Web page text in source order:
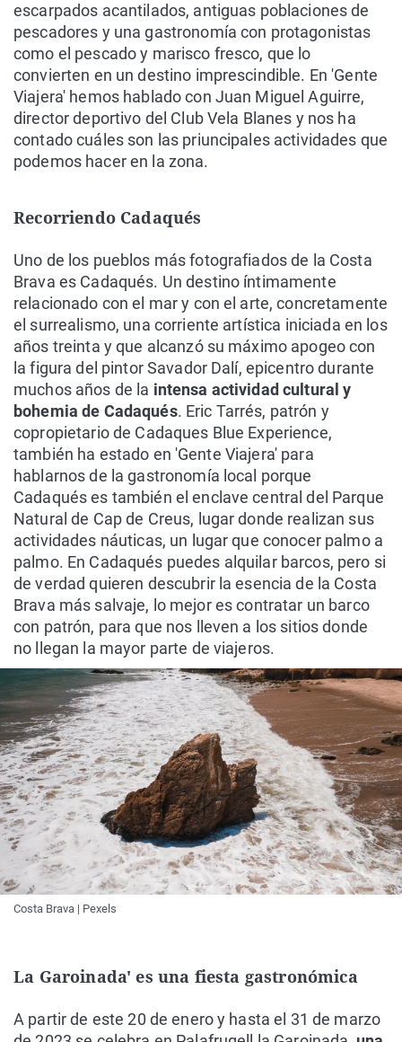
escarpados acantilados, antiguas poblaciones de
pescadores y una gastronomía con protagonistas
como el pescado y marisco fresco, que lo
convierten en un destino imprescindible. En 'Gente
Viajera' hemos hablado con Juan Miguel Aguirre,
director deportivo del Club Vela Blanes y nos ha
contado cuáles son las priuncipales actividades que
podemos hacer en la zona.
Recorriendo Cadaqués
Uno de los pueblos más fotografiados de la Costa
Brava es Cadaqués. Un destino íntimamente
relacionado con el mar y con el arte, concretamente
el surrealismo, una corriente artística iniciada en los
años treinta y que alcanzó su máximo apogeo con
la figura del pintor Savador Dalí, epicentro durante
muchos años de la intensa actividad cultural y
bohemia de Cadaqués. Eric Tarrés, patrón y
copropietario de Cadaques Blue Experience,
también ha estado en 'Gente Viajera' para
hablarnos de la gastronomía local porque
Cadaqués es también el enclave central del Parque
Natural de Cap de Creus, lugar donde realizan sus
actividades náuticas, un lugar que conocer palmo a
palmo. En Cadaqués puedes alquilar barcos, pero si
de verdad quieren descubrir la esencia de la Costa
Brava más salvaje, lo mejor es contratar un barco
con patrón, para que nos lleven a los sitios donde
no llegan la mayor parte de viajeros.
Costa Brava | Pexels
La Garoinada' es una fiesta gastronómica
A partir de este 20 de enero y hasta el 31 de marzo